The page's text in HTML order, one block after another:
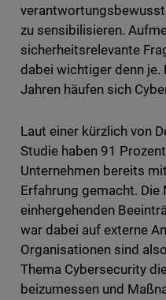
zu sensibilisieren.
sicherheitsrelevante
dabei wichtiger denn je.
Jahren häufen sich
Laut einer kürzlich von
Studie haben 91
Unternehmen bereits
Erfahrung gemacht. Die
einhergehenden
war dabei auf externe
Organisationen sind
Thema Cybersecurity
beizumessen und